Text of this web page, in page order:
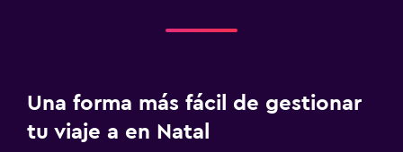
Una forma más fácil de gestionar
tu viaje a en Natal